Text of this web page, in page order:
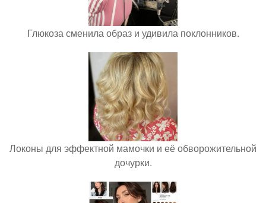
Глюкоза сменила образ и удивила поклонников.
Локоны для эффектной мамочки и её обворожительной
дочурки.